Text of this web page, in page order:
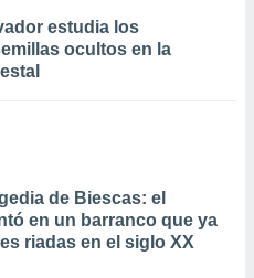
estudia los
ocultos en la
de Biescas: el
en un barranco que ya
riadas en el siglo XX